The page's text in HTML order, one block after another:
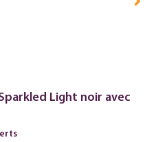
Light noir avec